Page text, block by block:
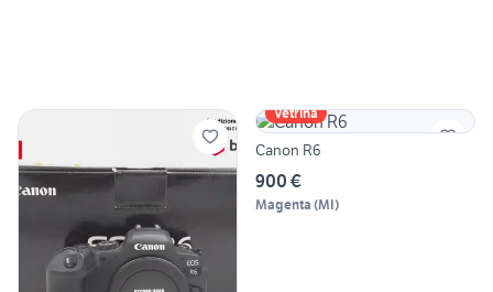
Vetrina
Canon R6
900 €
Magenta (MI)